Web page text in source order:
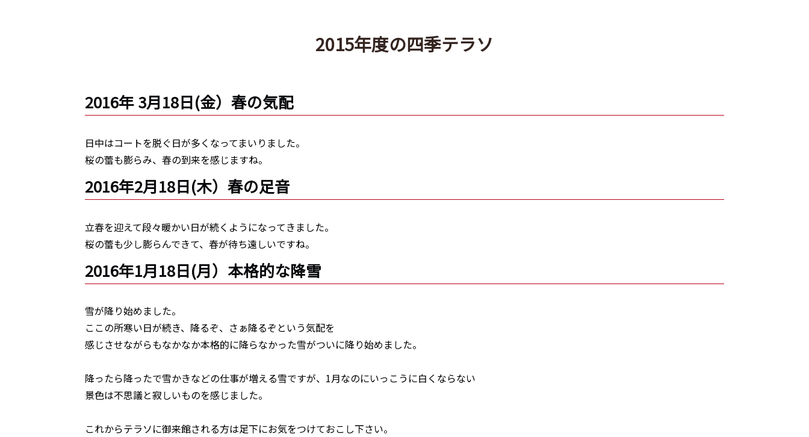
2015年度の四季テラソ
2016年 3月18日(金）春の気配
日中はコートを脱ぐ日が多くなってまいりました。
桜の蕾も膨らみ、春の到来を感じますね。
2016年2月18日(木）春の足音
立春を迎えて段々暖かい日が続くようになってきました。
桜の蕾も少し膨らんできて、春が待ち遠しいですね。
2016年1月18日(月）本格的な降雪
雪が降り始めました。
ここの所寒い日が続き、降るぞ、さぁ降るぞという気配を
感じさせながらもなかなか本格的に降らなかった雪がついに降り始めました。
降ったら降ったで雪かきなどの仕事が増える雪ですが、1月なのにいっこうに白くならない
景色は不思議と寂しいものを感じました。
これからテラソに御来館される方は足下にお気をつけておこし下さい。